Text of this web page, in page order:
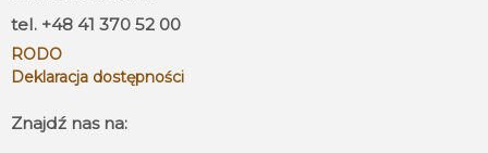
tel. +48 41 370 52 00
RODO
Deklaracja dostępności
Znajdź nas na: